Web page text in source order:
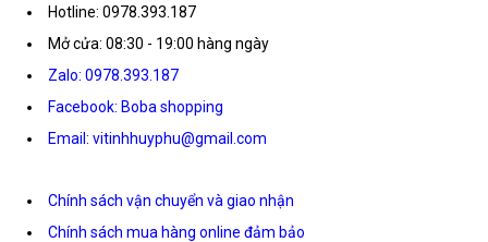
Hotline: 0978.393.187
Mở cửa: 08:30 - 19:00 hàng ngày
Zalo: 0978.393.187
Facebook: Boba shopping
Email: vitinhhuyphu@gmail.com
Chính sách vận chuyển và giao nhận
Chính sách mua hàng online đảm bảo